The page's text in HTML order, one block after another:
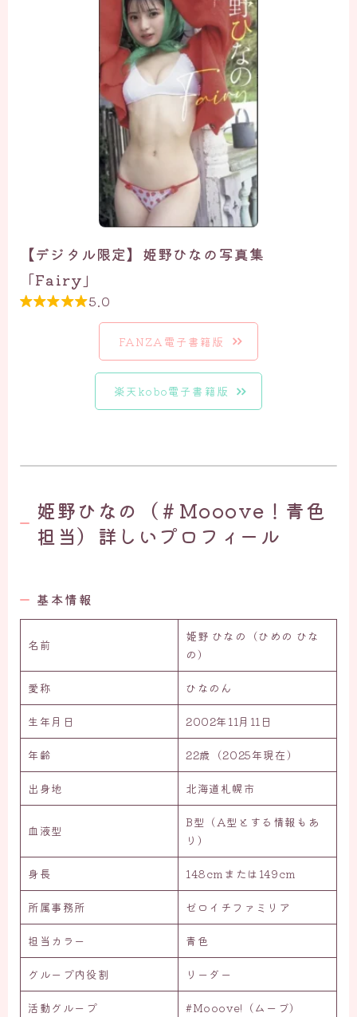
【デジタル限定】姫野ひなの写真集
「Fairy」
5.0
FANZA電子書籍版
楽天kobo電子書籍版
姫野ひなの（＃Mooove！青色
担当）詳しいプロフィール
基本情報
名前
姫野 ひなの（ひめの ひな
の）
愛称 ひなのん
生年月日 2002年11月11日
年齢 22歳（2025年現在）
出身地 北海道札幌市
血液型
B型（A型とする情報もあ
り）
身長 148cmまたは149cm
所属事務所 ゼロイチファミリア
担当カラー 青色
グループ内役割 リーダー
活動グループ #Mooove!（ムーブ）